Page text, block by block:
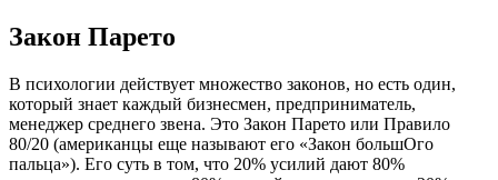
Закон Парето
В психологии действует множество законов, но есть один,
который знает каждый бизнесмен, предприниматель,
менеджер среднего звена. Это Закон Парето или Правило
80/20 (американцы еще называют его «Закон большОго
пальца»). Его суть в том, что 20% усилий дают 80%